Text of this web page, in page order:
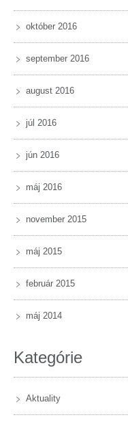
október 2016
september 2016
august 2016
júl 2016
jún 2016
máj 2016
november 2015
máj 2015
február 2015
máj 2014
Kategórie
Aktuality